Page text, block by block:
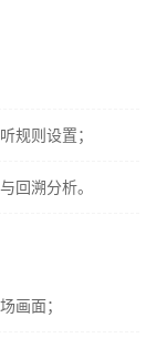
规则设置；
回溯分析。
画面；